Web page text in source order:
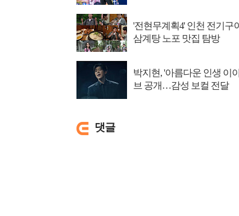
'전현무계획4' 인천 전기구
삼계탕 노포 맛집 탐방
박지현, '아름다운 인생 이
브 공개…감성 보컬 전달
댓글